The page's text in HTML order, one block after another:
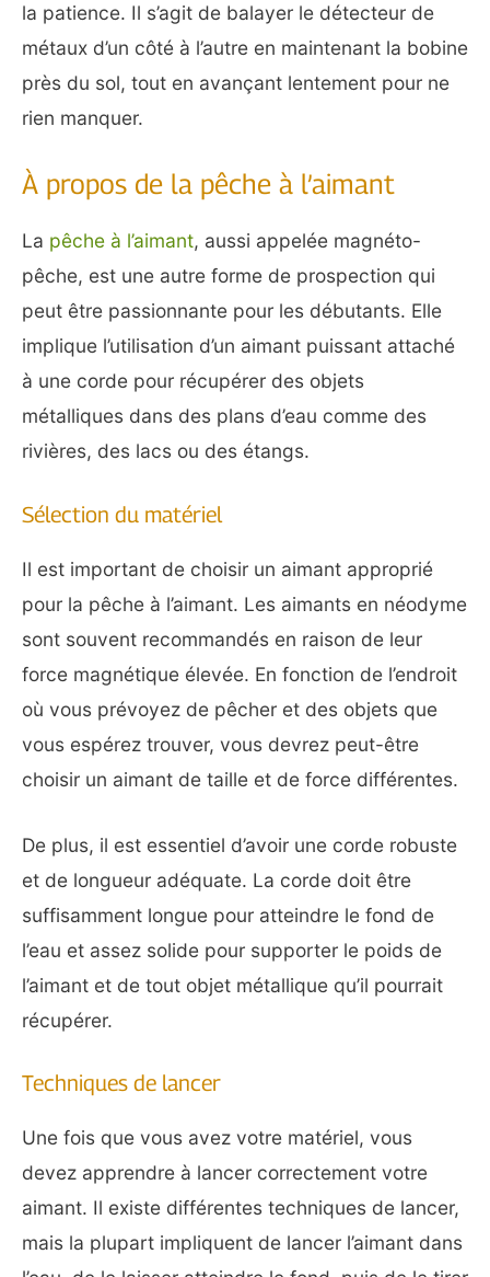
la patience. Il s’agit de balayer le détecteur de
métaux d’un côté à l’autre en maintenant la bobine
près du sol, tout en avançant lentement pour ne
rien manquer.
À propos de la pêche à l’aimant
La pêche à l’aimant, aussi appelée magnéto-
pêche, est une autre forme de prospection qui
peut être passionnante pour les débutants. Elle
implique l’utilisation d’un aimant puissant attaché
à une corde pour récupérer des objets
métalliques dans des plans d’eau comme des
rivières, des lacs ou des étangs.
Sélection du matériel
Il est important de choisir un aimant approprié
pour la pêche à l’aimant. Les aimants en néodyme
sont souvent recommandés en raison de leur
force magnétique élevée. En fonction de l’endroit
où vous prévoyez de pêcher et des objets que
vous espérez trouver, vous devrez peut-être
choisir un aimant de taille et de force différentes.
De plus, il est essentiel d’avoir une corde robuste
et de longueur adéquate. La corde doit être
suffisamment longue pour atteindre le fond de
l’eau et assez solide pour supporter le poids de
l’aimant et de tout objet métallique qu’il pourrait
récupérer.
Techniques de lancer
Une fois que vous avez votre matériel, vous
devez apprendre à lancer correctement votre
aimant. Il existe différentes techniques de lancer,
mais la plupart impliquent de lancer l’aimant dans